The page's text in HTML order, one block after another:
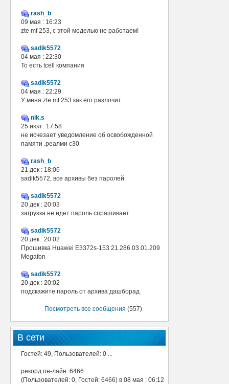
rash_b
09 мая : 16:23
zte mf 253, с этой моделью не работаем!
sadik5572
04 мая : 22:30
То есть tcell компания
sadik5572
04 мая : 22:29
У меня zte mf 253 как его разлочит
nik.s
25 июл : 17:58
не исчезает уведомление об освобожденной
памяти .реалми с30
rash_b
21 дек : 18:06
sadik5572, все архивы без паролей
sadik5572
20 дек : 20:03
загрузка не идет пароль спрашивает
sadik5572
20 дек : 20:02
Прошивка Huawei E3372s-153 21.286.03.01.209
Megafon
sadik5572
20 дек : 20:02
подскажите пароль от архива дашборад
Посмотреть все сообщения (557)
В сети
Гостей: 49, Пользователей: 0 ...
рекорд он-лайн: 6466
(Пользователей: 0, Гостей: 6466) в 08 мая : 06:12